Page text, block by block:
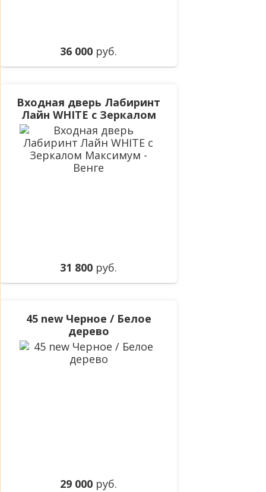
36 000 руб.
Входная дверь Лабиринт
Лайн WHITE с Зеркалом
Максимум - Венге
31 800 руб.
45 new Черное / Белое
дерево
29 000 руб.